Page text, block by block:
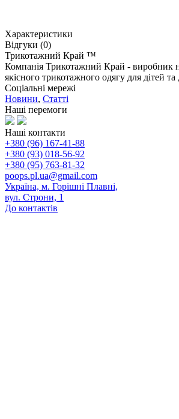
Характеристики
Відгуки (0)
Трикотажний Край ™
Компанія Трикотажний Край - виробник
якісного трикотажного одягу для дітей
Соціальні мережі
Новини, Статті
Наші перемоги
Наші контакти
+380 (96) 167-41-88
+380 (93) 018-56-92
+380 (95) 763-81-32
poops.pl.ua@gmail.com
Україна, м. Горішні Плавні,
вул. Строни, 1
До контактів